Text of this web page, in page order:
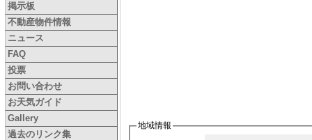
掲示板
不動産物件情報
ニュース
FAQ
投票
お問い合わせ
お天気ガイド
Gallery
過去のリンク集
地域情報